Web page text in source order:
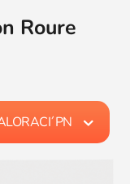
Roure